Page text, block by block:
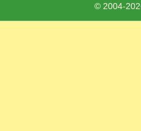
© 2004-